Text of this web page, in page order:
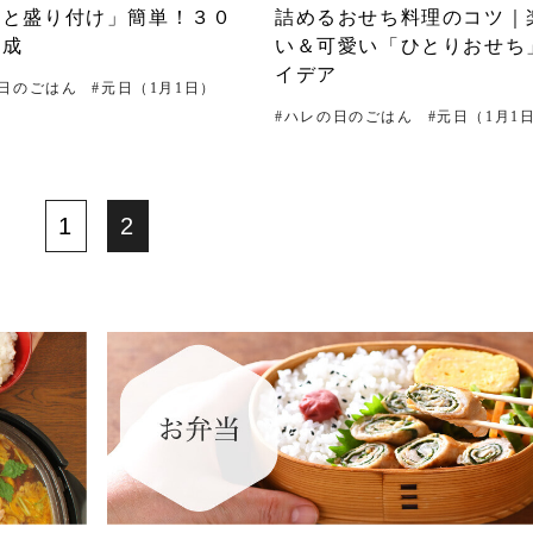
盛り付け」簡単！３０
のごはん #元日（1月1日）
詰めるおせち料理のコツ｜
い＆可愛い「ひとりおせち
イデア
#ハレの日のごはん #元日（1月1
1 2